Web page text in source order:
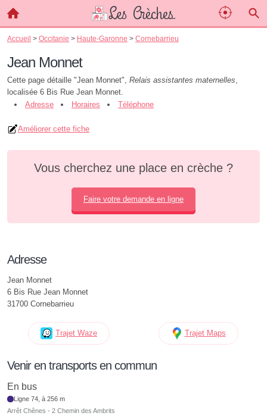
Accueil > Occitanie > Haute-Garonne > Cornebarrieu
Jean Monnet
Cette page détaille "Jean Monnet", Relais assistantes maternelles,
localisée 6 Bis Rue Jean Monnet.
Adresse
Horaires Téléphone
Améliorer cette fiche
Vous cherchez une place en crèche ?
Faire votre demande en ligne
Adresse
Jean Monnet
6 Bis Rue Jean Monnet
31700 Cornebarrieu
Trajet Waze Trajet Maps
Venir en transports en commun
En bus
Ligne 74, à 256 m
Arrêt Chênes - 2 Chemin des Ambrits